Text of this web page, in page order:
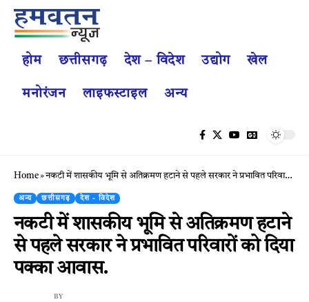
होम छत्तीसगढ़ देश – विदेश उद्योग खेल
मनोरंजन लाइफस्टाइल अन्य
Home»नकटी में शासकीय भूमि से अतिक्रमण हटाने से पहले सरकार ने प्रभावित परिवारों को दिया पक्का आवास.
अन्य छत्तीसगढ़ देश - विदेश
नकटी में शासकीय भूमि से अतिक्रमण हटाने
से पहले सरकार ने प्रभावित परिवारों को दिया
पक्का आवास.
BY